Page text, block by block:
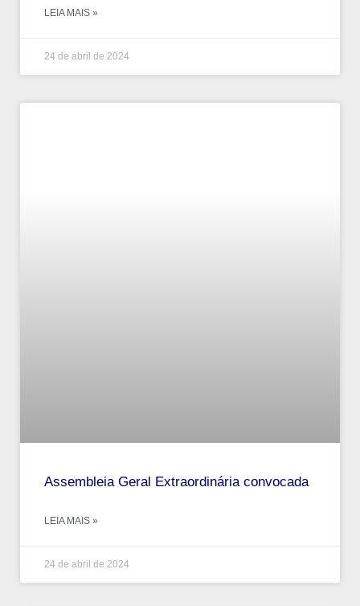
LEIA MAIS »
24 de abril de 2024
Assembleia Geral Extraordinária convocada
LEIA MAIS »
24 de abril de 2024